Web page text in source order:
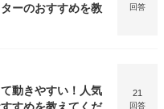
ーのおすすめを教
回答
動きやすい！人気
21
回答